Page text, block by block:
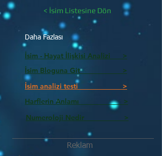
< İsim Listesine Dön
Daha Fazlası
İsim - Hayat İlişkisi Analizi >
İsim Bloguna Git >
İsim analizi testi >
Harflerin Anlamı >
Numeroloji Nedir_________ >
Reklam